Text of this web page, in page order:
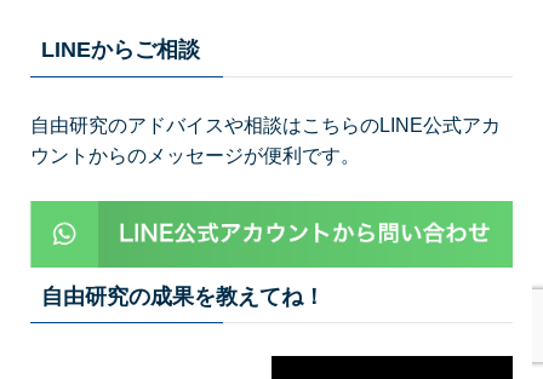
LINEからご相談
自由研究のアドバイスや相談はこちらのLINE公式アカ
ウントからのメッセージが便利です。
自由研究の成果を教えてね！